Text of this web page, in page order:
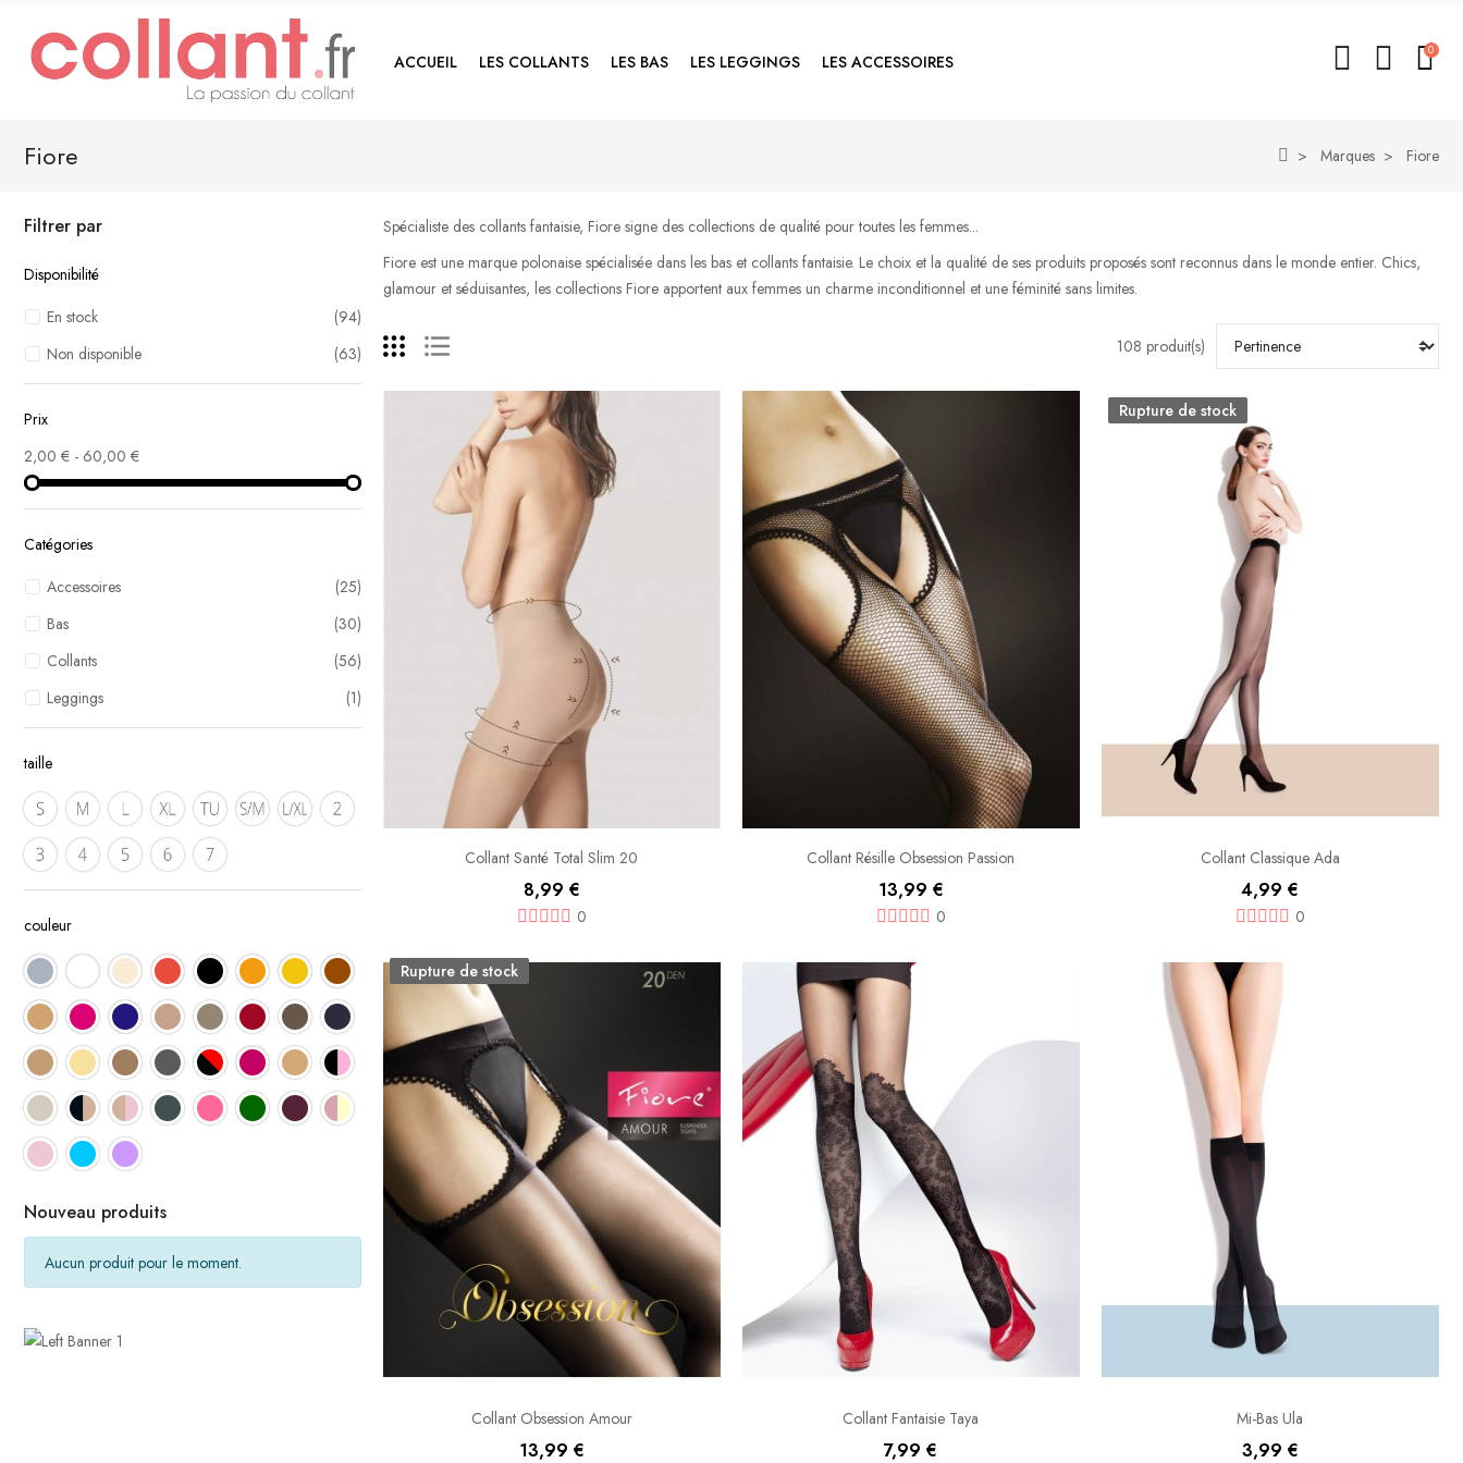
ACCUEIL LES COLLANTS LES BAS LES LEGGINGS LES ACCESSOIRES
0
Fiore Marques Fiore
Filtrer par
Disponibilité
En stock
(94)
Non disponible
(63)
Prix
2,00 € - 60,00 €
Catégories
Accessoires
(25)
Bas
(30)
Collants
(56)
Leggings
(1)
taille
couleur
Nouveau produits
Aucun produit pour le moment.
Spécialiste des collants fantaisie, Fiore signe des collections de qualité pour toutes les femmes...
Fiore est une marque polonaise spécialisée dans les bas et collants fantaisie. Le choix et la qualité de ses produits proposés sont reconnus dans le monde entier. Chics,
glamour et séduisantes, les collections Fiore apportent aux femmes un charme inconditionnel et une féminité sans limites.
108 produit(s)
Collant Santé Total Slim 20
8,99 €
0
Collant Résille Obsession Passion
13,99 €
0
Rupture de stock
Collant Classique Ada
4,99 €
0
Rupture de stock
Collant Obsession Amour
13,99 €
Collant Fantaisie Taya
7,99 €
Mi-Bas Ula
3,99 €